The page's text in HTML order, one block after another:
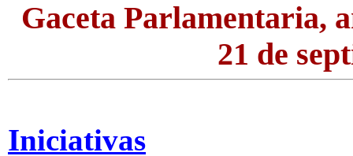
Gaceta Parlamentaria,
21 de
Iniciativas